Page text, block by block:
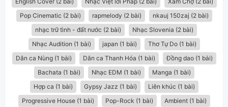
Pop Cinematic (2 bài)
rapmelody (2 bài)
nkauj 150zaj (2 bài)
nhạc trữ tình - đất nước (2 bài)
Nhạc Slovenia (2 bài)
Nhạc Audition (1 bài)
japan (1 bài)
Thơ Tự Do (1 bài)
Dân ca Nùng (1 bài)
Dân ca Thanh Hóa (1 bài)
Đồng dao (1 bài)
Bachata (1 bài)
Nhạc EDM (1 bài)
Manga (1 bài)
Hợp ca (1 bài)
Gypsy Jazz (1 bài)
Liên khúc (1 bài)
Progressive House (1 bài)
Pop-Rock (1 bài)
Ambient (1 bài)